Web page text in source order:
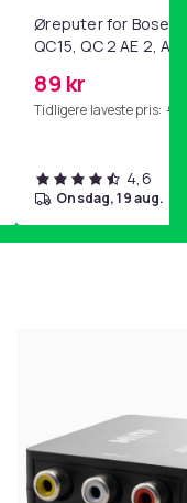
Øreputer for Bose
QC15, QC 2 AE 2, AE
89 kr
Tidligere laveste pris: 99
4,6
onsdag, 19 aug.